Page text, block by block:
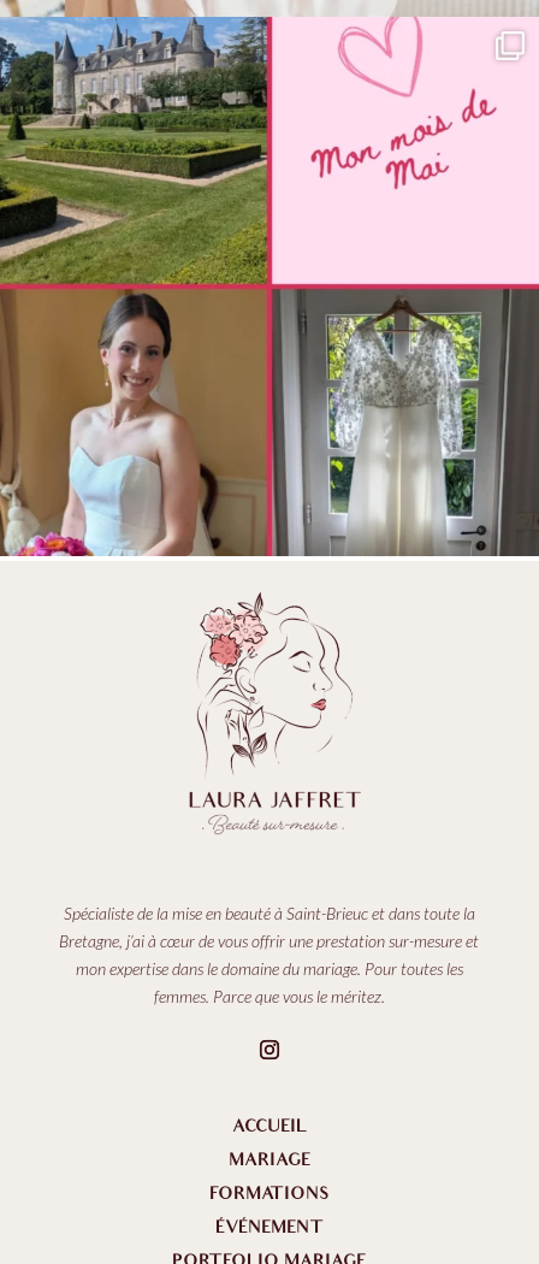
Spécialiste de la mise en beauté à Saint-Brieuc et dans toute la
Bretagne, j’ai à cœur de vous offrir une prestation sur-mesure et
mon expertise dans le domaine du mariage. Pour toutes les
femmes. Parce que vous le méritez.
ACCUEIL
MARIAGE
FORMATIONS
ÉVÉNEMENT